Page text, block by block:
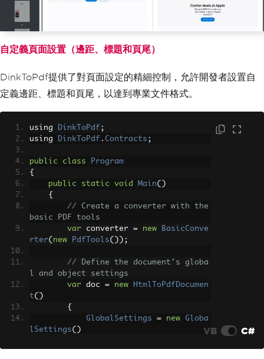
自定義頁面設置（邊距、標題和頁尾）
DinkToPdf提供了對頁面設定的精細控制，允許開發者設置自
定義邊距、標題和頁尾，以達到專業文件格式。
using DinkToPdf ;
using
DinkToPdf . Contracts ;
public class
Program
{
public
static void Main()
{
// Create a converter with the
basic PDF tools
var converter = new
BasicConve
rter( new PdfTools());
// Define the document's globa
l and object settings
var doc = new
HtmlToPdfDocumen
t()
{
GlobalSettings
= new
Globa
lSettings()
VB C#